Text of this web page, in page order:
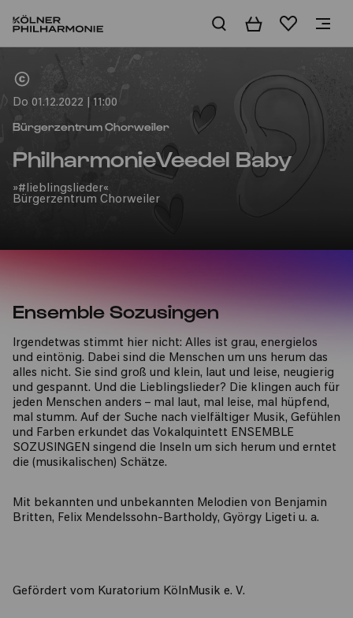
WarenkorbMerkliste
Do 01.12.2022 | 11:00
Bürgerzentrum Chorweiler
PhilharmonieVeedel Baby
»#lieblingslieder«
Bürgerzentrum Chorweiler
Ensemble Sozusingen
Irgendetwas stimmt hier nicht: Alles ist grau, energielos
und eintönig. Dabei sind die Menschen um uns herum das
alles nicht. Sie sind groß und klein, laut und leise, neugierig
und gespannt. Und die Lieblingslieder? Die klingen auch für
jeden Menschen anders – mal laut, mal leise, mal hüpfend,
mal stumm. Auf der Suche nach vielfältiger Musik, Gefühlen
und Farben erkundet das Vokalquintett ENSEMBLE
SOZUSINGEN singend die Inseln um sich herum und erntet
die (musikalischen) Schätze.
Mit bekannten und unbekannten Melodien von Benjamin
Britten, Felix Mendelssohn-Bartholdy, György Ligeti u. a.
Gefördert vom Kuratorium KölnMusik e. V.